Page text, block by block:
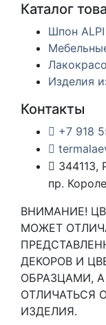
Каталог
Шпон ALPI
Изделия
Контакты
+7 918
344113,
пр.
ВНИМАНИЕ!
МОЖЕТ
ДЕКОРОВ И
ОБРАЗЦАМИ,
ОТЛИЧАТЬСЯ
ИЗДЕЛИЯ.